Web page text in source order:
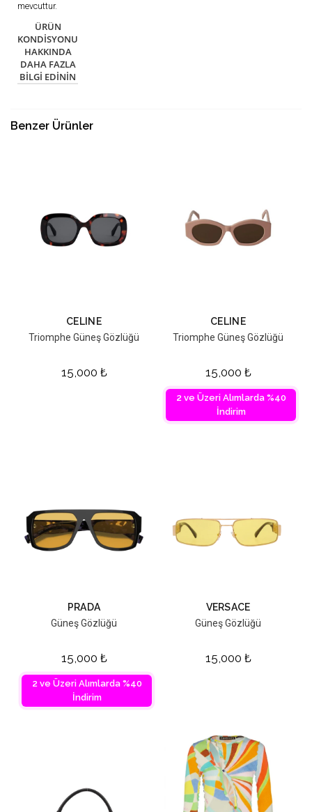
mevcuttur.
ÜRÜN
KONDISYONU
HAKKINDA
DAHA FAZLA
BILGI EDININ
Benzer Ürünler
CELINE
Triomphe Güneş Gözlüğü
15,000 ₺
CELINE
Triomphe Güneş Gözlüğü
15,000 ₺
2 ve Üzeri Alımlarda %40
İndirim
PRADA
Güneş Gözlüğü
15,000 ₺
2 ve Üzeri Alımlarda %40
İndirim
VERSACE
Güneş Gözlüğü
15,000 ₺